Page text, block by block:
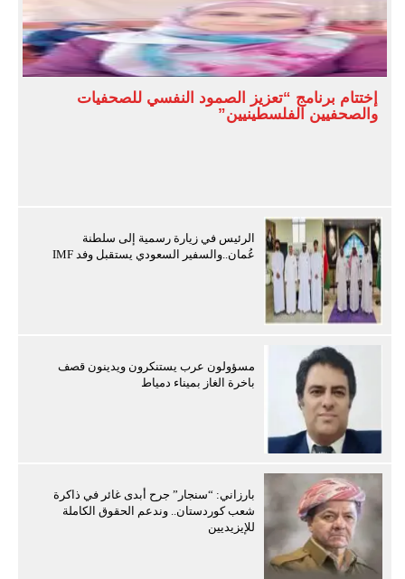
إختتام برنامج “تعزيز الصمود النفسي للصحفيات
والصحفيين الفلسطينيين”
الرئيس في زيارة رسمية إلى سلطنة
عُمان..والسفير السعودي يستقبل وفد IMF
مسؤولون عرب يستنكرون ويدينون قصف
باخرة الغاز بميناء دمياط
بارزاني: “سنجار” جرح أبدى غائر في ذاكرة
شعب كوردستان.. وندعم الحقوق الكاملة
للإيزيديين